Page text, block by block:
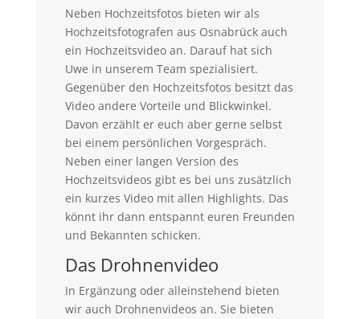
Neben Hochzeitsfotos bieten wir als
Hochzeitsfotografen aus Osnabrück auch
ein Hochzeitsvideo an. Darauf hat sich
Uwe in unserem Team spezialisiert.
Gegenüber den Hochzeitsfotos besitzt das
Video andere Vorteile und Blickwinkel.
Davon erzählt er euch aber gerne selbst
bei einem persönlichen Vorgespräch.
Neben einer langen Version des
Hochzeitsvideos gibt es bei uns zusätzlich
ein kurzes Video mit allen Highlights. Das
könnt ihr dann entspannt euren Freunden
und Bekannten schicken.
Das Drohnenvideo
In Ergänzung oder alleinstehend bieten
wir auch Drohnenvideos an. Sie bieten